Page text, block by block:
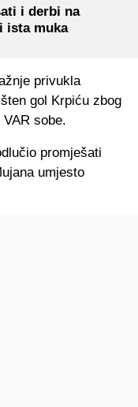
i derbi na
ista muka
privukla
gol Krpiću zbog
sobe.
promješati
umjesto